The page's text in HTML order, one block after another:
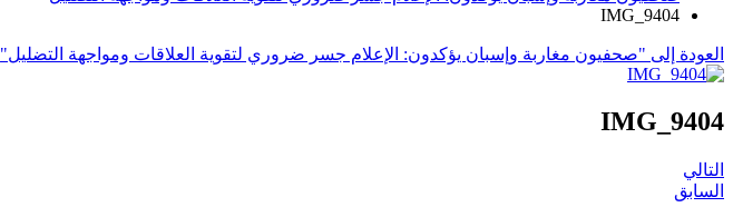
IMG_9404
العودة إلى "صحفيون مغاربة وإسبان يؤكدون: الإعلام جسر ضروري لتقوية العلاقات ومواجهة التضليل"
IMG_9404
التالي
السابق